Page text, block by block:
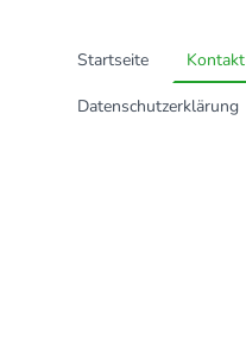
Startseite Kontakt
Datenschutzerklärung